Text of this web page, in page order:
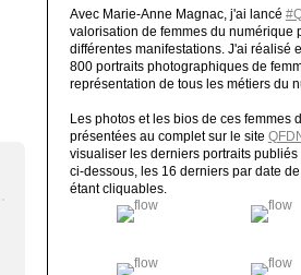
Avec Marie-Anne Magnac, j'ai lancé
valorisation de femmes du numérique
différentes manifestations. J'ai réalisé
800 portraits photographiques de
représentation de tous les métiers du
Les photos et les bios de ces femmes
présentées au complet sur le site
visualiser les derniers portraits publiés
ci-dessous, les 16 derniers par date
étant cliquables.